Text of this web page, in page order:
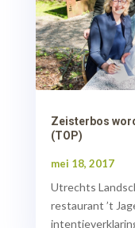
Zeisterbos
(TOP)
mei 18, 2017
Utrechts
restaurant ’t